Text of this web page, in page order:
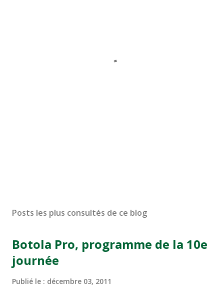
Posts les plus consultés de ce blog
Botola Pro, programme de la 10e
journée
Publié le : décembre 03, 2011